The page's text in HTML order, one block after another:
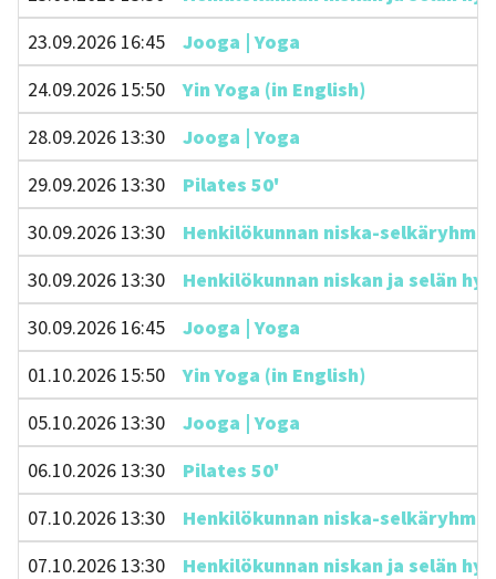
23.09.2026 16:45
Jooga | Yoga
24.09.2026 15:50
Yin Yoga (in English)
28.09.2026 13:30
Jooga | Yoga
29.09.2026 13:30
Pilates 50'
30.09.2026 13:30
Henkilökunnan niska-
30.09.2026 13:30
Henkilökunnan niskan ja selän
30.09.2026 16:45
Jooga | Yoga
01.10.2026 15:50
Yin Yoga (in English)
05.10.2026 13:30
Jooga | Yoga
06.10.2026 13:30
Pilates 50'
07.10.2026 13:30
Henkilökunnan niska-
07.10.2026 13:30
Henkilökunnan niskan ja selän